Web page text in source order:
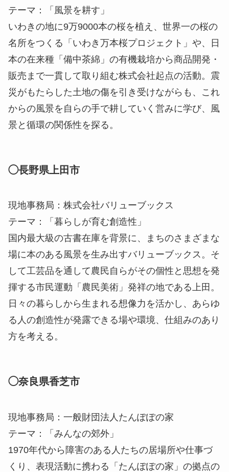
テーマ：「風景を耕す」
いわきの地に9万9000本の桜を植え、世界一の桜の
名所をつくる「いわき万本桜プロジェクト」や、日
本の在来種「備中茶綿」の有機栽培から商品開発・
販売まで一貫して取り組む株式会社起点の活動。震
災がもたらした土地の傷を引き受けながらも、これ
からの風景を自らの手で耕していく営みに学び、風
景と循環の関係性を探る。
◯長野県上田市
現地事務局：株式会社バリューブックス
テーマ：「暮らしが育む創造性」
国内最大級の古書在庫を背景に、まちのさまざまな
場に本のある風景を生み出すバリューブックス。そ
して工芸品を通して農民自らがその個性と思想を発
揮する市民運動「農民美術」発祥の地である上田。
日々の暮らしから生まれる想像力を活かし、あらゆ
る人の創造性が発露できる場や環境、仕組みのあり
方を考える。
◯奈良県香芝市
現地事務局：一般財団法人たんぽぽの家
テーマ：「みんなの郊外」
1970年代から障害のある人たちの居場所や仕事づ
くり、表現活動に携わる「たんぽぽの家」の拠点の